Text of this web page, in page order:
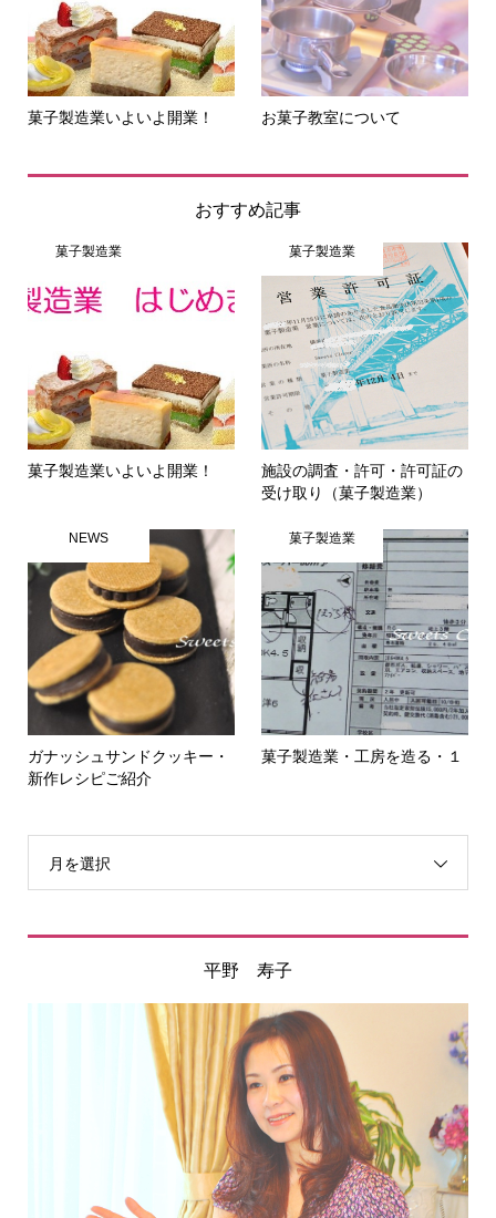
菓子製造業いよいよ開業！ お菓子教室について
おすすめ記事
菓子製造業
菓子製造業いよいよ開業！
菓子製造業
施設の調査・許可・許可証の
受け取り（菓子製造業）
NEWS
ガナッシュサンドクッキー・
新作レシピご紹介
菓子製造業
菓子製造業・工房を造る・１
月を選択
平野 寿子